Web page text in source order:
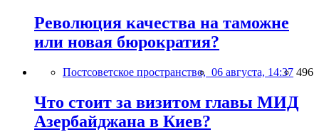
Революция качества на таможне
или новая бюрократия?
Постсоветское пространство, 06 августа, 14:37 496
Что стоит за визитом главы МИД
Азербайджана в Киев?